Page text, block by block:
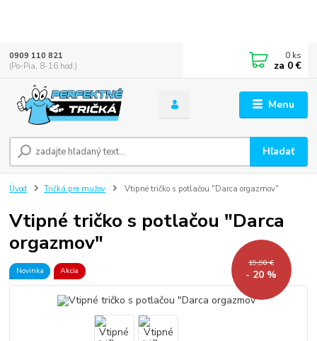
Menu
Hľadať
0909 110 821
(Po-Pia, 8-16 hod.)
0 ks
za 0 €
Úvod Tričká pre mužov Vtipné tričko s potlačou "Darca orgazmov"
Vtipné tričko s potlačou "Darca
orgazmov"
Novinka Akcia
19,90 €
- 20 %